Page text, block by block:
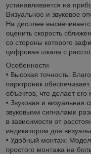
устанавливается на
Визуальное и звуковое
На дисплее
оценить скорость
со стороны которого
цифровая шкала с
Особенности
• Высокая точность:
парктроник
объектов, что делает
• Звуковая и визуальная
звуковыми сигналами
в зависимости от
индикатором для
• Удобный монтаж:
простого монтажа на